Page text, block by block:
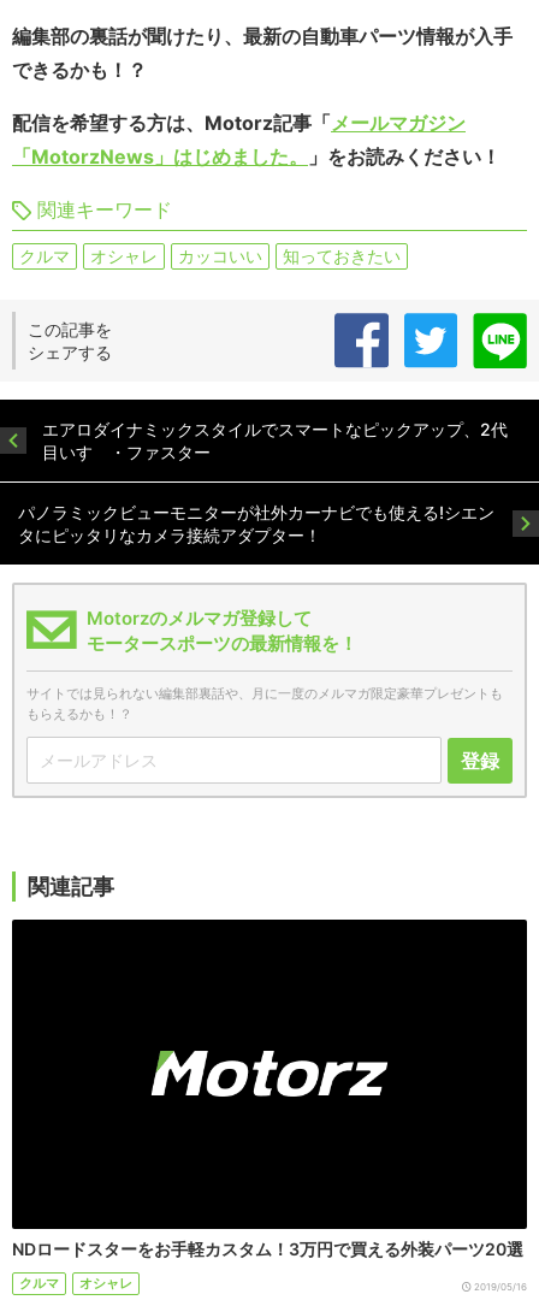
編集部の裏話が聞けたり、最新の自動車パーツ情報が入手
できるかも！？
配信を希望する方は、Motorz記事「メールマガジン
「MotorzNews」はじめました。
」をお読みください！
関連キーワード
クルマ オシャレ カッコいい 知っておきたい
この記事を
シェアする
エアロダイナミックスタイルでスマートなピックアップ、2代
目いすゞ・ファスター
パノラミックビューモニターが社外カーナビでも使える!シエン
タにピッタリなカメラ接続アダプター！
Motorzのメルマガ登録して
モータースポーツの最新情報を！
サイトでは見られない編集部裏話や、月に一度のメルマガ限定豪華プレゼントも
もらえるかも！？
登録
関連記事
NDロードスターをお手軽カスタム！3万円で買える外装パーツ20選
クルマ オシャレ 2019/05/16